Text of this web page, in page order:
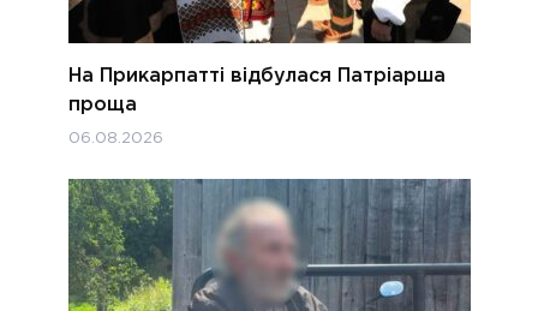
На Прикарпатті відбулася Патріарша
проща
06.08.2026